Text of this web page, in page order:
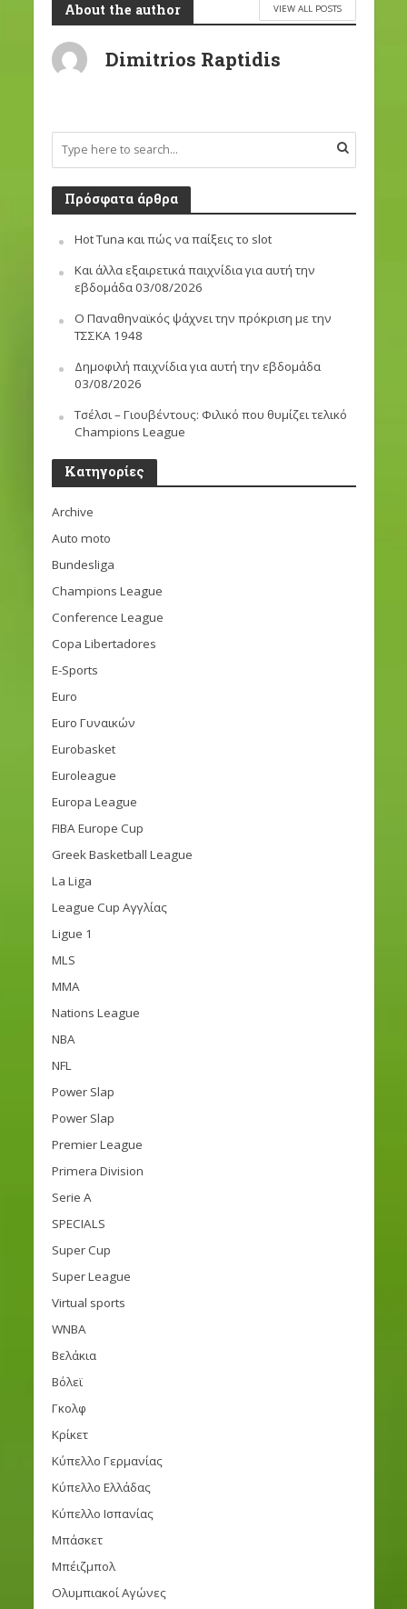
About the author VIEW ALL POSTS
Dimitrios Raptidis
Πρόσφατα άρθρα
Hot Tuna και πώς να παίξεις το slot
Και άλλα εξαιρετικά παιχνίδια για αυτή την
εβδομάδα 03/08/2026
Ο Παναθηναϊκός ψάχνει την πρόκριση με την
ΤΣΣΚΑ 1948
Δημοφιλή παιχνίδια για αυτή την εβδομάδα
03/08/2026
Τσέλσι – Γιουβέντους: Φιλικό που θυμίζει τελικό
Champions League
Kατηγορίες
Archive
Auto moto
Bundesliga
Champions League
Conference League
Copa Libertadores
E-Sports
Euro
Euro Γυναικών
Eurobasket
Euroleague
Europa League
FIBA Europe Cup
Greek Basketball League
La Liga
League Cup Αγγλίας
Ligue 1
MLS
MMA
Nations League
NBA
NFL
Power Slap
Power Slap
Premier League
Primera Division
Serie A
SPECIALS
Super Cup
Super League
Virtual sports
WNBA
Βελάκια
Βόλεϊ
Γκολφ
Κρίκετ
Κύπελλο Γερμανίας
Κύπελλο Ελλάδας
Κύπελλο Ισπανίας
Μπάσκετ
Μπέιζμπολ
Ολυμπιακοί Αγώνες